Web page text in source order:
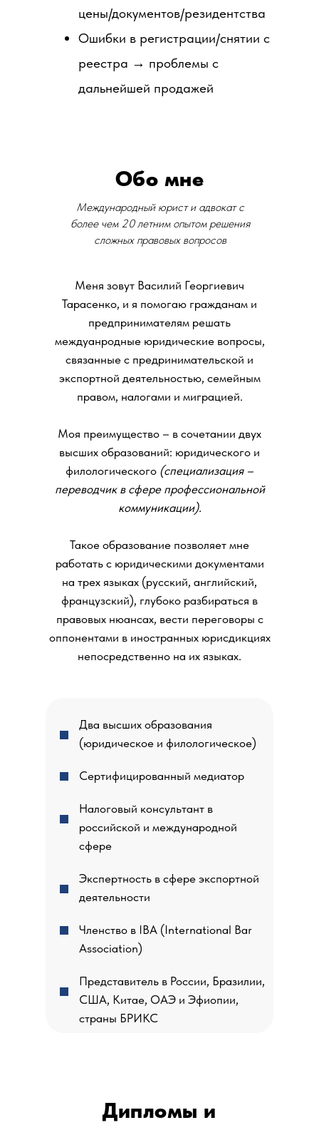
цены/документов/резидентства
Ошибки в регистрации/снятии с
реестра → проблемы с
дальнейшей продажей
Международный юрист и адвокат с
более чем 20 летним опытом решения
сложных правовых вопросов
Обо мне
Меня зовут Василий Георгиевич
Тарасенко, и я помогаю гражданам и
предпринимателям решать
междуанродные юридические вопросы,
связанные с предринимательской и
экспортной деятельностью, семейным
правом, налогами и миграцией.
Моя преимущество – в сочетании двух
высших образований: юридического и
филологического (специализация –
переводчик в сфере профессиональной
коммуникации).
Такое образование позволяет мне
работать с юридическими документами
на трех языках (русский, английский,
французский), глубоко разбираться в
правовых нюансах, вести переговоры с
оппонентами в иностранных юрисдикциях
непосредственно на их языках.
Два высших образования
(юридическое и филологическое)
Сертифицированный медиатор
Налоговый консультант в
российской и международной
сфере
Экспертность в сфере экспортной
деятельности
Членство в IBA (International Bar
Association)
Представитель в России, Бразилии,
США, Китае, ОАЭ и Эфиопии,
страны БРИКС
Дипломы и